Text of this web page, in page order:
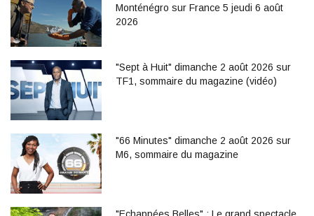
Monténégro sur France 5 jeudi 6 août
2026
"Sept à Huit" dimanche 2 août 2026 sur
TF1, sommaire du magazine (vidéo)
"66 Minutes" dimanche 2 août 2026 sur
M6, sommaire du magazine
"Echappées Belles" : Le grand spectacle